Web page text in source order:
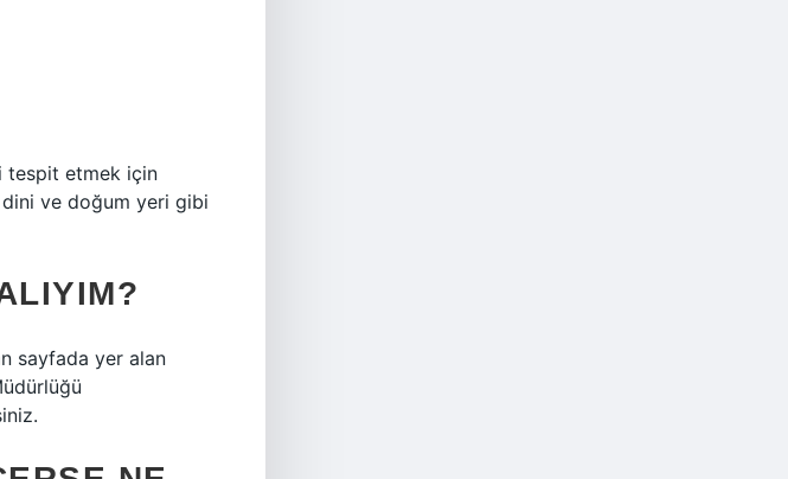
tespit etmek için
dini ve doğum yeri gibi
sayfada yer alan